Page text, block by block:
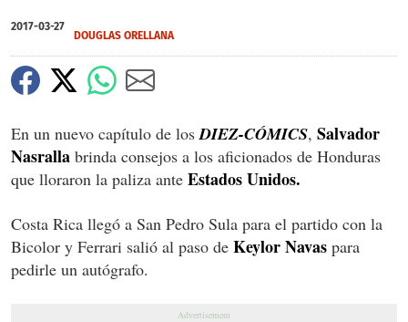
seconds
of
seconds
2017-03-27
DOUGLAS ORELLANA
En un nuevo capítulo de los DIEZ-CÓMICS, Salvador
Nasralla brinda consejos a los aficionados de Honduras
que lloraron la paliza ante Estados Unidos.
Costa Rica llegó a San Pedro Sula para el partido con la
Bicolor y Ferrari salió al paso de Keylor Navas para
pedirle un autógrafo.